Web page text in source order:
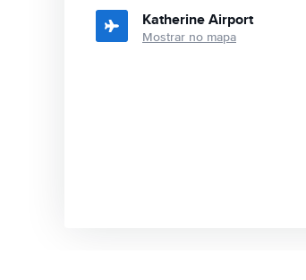
Katherine Airport
Mostrar no mapa